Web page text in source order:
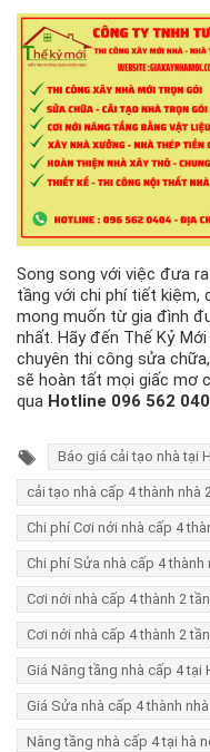
Song song với việc đưa
tầng với chi phí tiết kiệm,
mong muốn từ gia đình
nhất. Hãy đến Thế Kỷ
chuyên thi công sửa
sẽ hoàn tất mọi giấc mơ
qua Hotline 096 562
Báo giá cải tạo nhà tại
cải tạo nhà cấp 4 thành nhà
Chi phí Cơi nới nhà cấp 4
Chi phí Sửa nhà cấp 4 thành
Cơi nới nhà cấp 4 thành 2
Cơi nới nhà cấp 4 thành 2
Giá Nâng tầng nhà cấp 4 tại
Giá Sửa nhà cấp 4 thành
Nâng tầng nhà cấp 4 tại hà